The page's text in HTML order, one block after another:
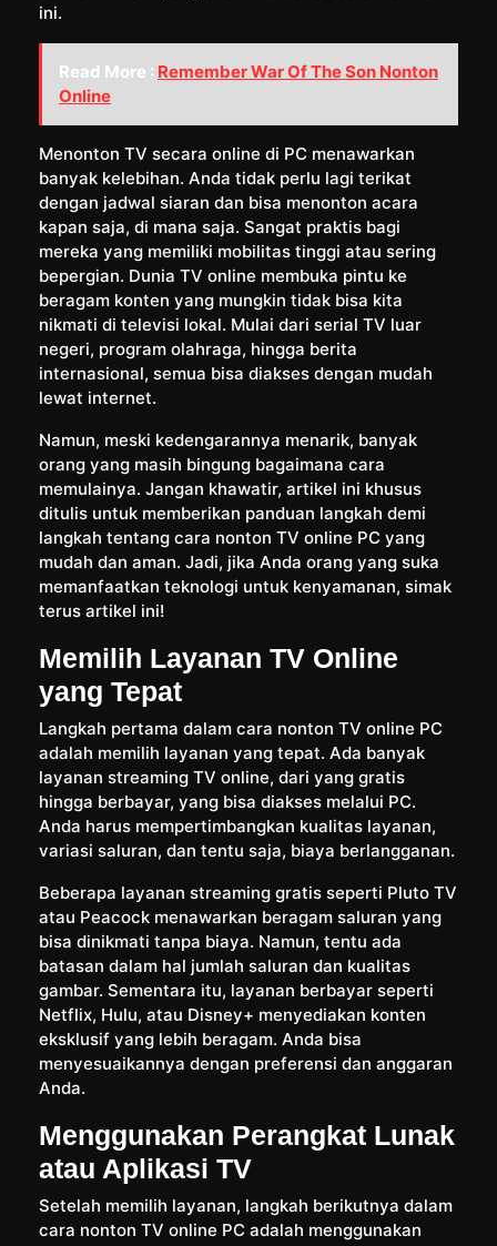
ini.
Read More : Remember War Of The Son Nonton
Online
Menonton TV secara online di PC menawarkan
banyak kelebihan. Anda tidak perlu lagi terikat
dengan jadwal siaran dan bisa menonton acara
kapan saja, di mana saja. Sangat praktis bagi
mereka yang memiliki mobilitas tinggi atau sering
bepergian. Dunia TV online membuka pintu ke
beragam konten yang mungkin tidak bisa kita
nikmati di televisi lokal. Mulai dari serial TV luar
negeri, program olahraga, hingga berita
internasional, semua bisa diakses dengan mudah
lewat internet.
Namun, meski kedengarannya menarik, banyak
orang yang masih bingung bagaimana cara
memulainya. Jangan khawatir, artikel ini khusus
ditulis untuk memberikan panduan langkah demi
langkah tentang cara nonton TV online PC yang
mudah dan aman. Jadi, jika Anda orang yang suka
memanfaatkan teknologi untuk kenyamanan, simak
terus artikel ini!
Memilih Layanan TV Online
yang Tepat
Langkah pertama dalam cara nonton TV online PC
adalah memilih layanan yang tepat. Ada banyak
layanan streaming TV online, dari yang gratis
hingga berbayar, yang bisa diakses melalui PC.
Anda harus mempertimbangkan kualitas layanan,
variasi saluran, dan tentu saja, biaya berlangganan.
Beberapa layanan streaming gratis seperti Pluto TV
atau Peacock menawarkan beragam saluran yang
bisa dinikmati tanpa biaya. Namun, tentu ada
batasan dalam hal jumlah saluran dan kualitas
gambar. Sementara itu, layanan berbayar seperti
Netflix, Hulu, atau Disney+ menyediakan konten
eksklusif yang lebih beragam. Anda bisa
menyesuaikannya dengan preferensi dan anggaran
Anda.
Menggunakan Perangkat Lunak
atau Aplikasi TV
Setelah memilih layanan, langkah berikutnya dalam
cara nonton TV online PC adalah menggunakan